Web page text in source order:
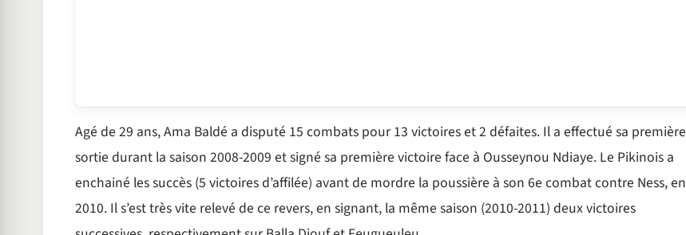
Agé de 29 ans, Ama Baldé a disputé 15 combats pour 13 victoires et 2 défaites. Il a effectué sa première
sortie durant la saison 2008-2009 et signé sa première victoire face à Ousseynou Ndiaye. Le Pikinois a
enchainé les succès (5 victoires d’affilée) avant de mordre la poussière à son 6e combat contre Ness, en
2010. Il s’est très vite relevé de ce revers, en signant, la même saison (2010-2011) deux victoires